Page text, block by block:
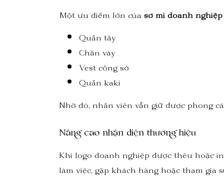
Một ưu điểm lớn củasơ mi doanh nghiệp
Quần tây
Chân váy
Vest công sở
Quần kaki
Nhờ đó, nhân viên vẫn giữ được phong
Nâng cao nhận diện thương hiệu
Khi logo doanh nghiệp được thêu hoặc
làm việc, gặp khách hàng hoặc tham gia